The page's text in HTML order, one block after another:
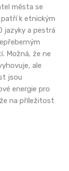
města se
patří k etnickým
jazyky a pestrá
Možná, že ne
ale
jsou
energie pro
na příležitost